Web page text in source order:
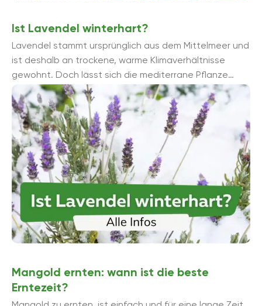
Ist Lavendel winterhart?
Lavendel stammt ursprünglich aus dem Mittelmeer und
ist deshalb an trockene, warme Klimaverhältnisse
gewohnt. Doch lässt sich die mediterrane Pflanze
auch bei uns problemlos überwintern? Lesen Sie ...
Mangold ernten: wann ist die beste
Erntezeit?